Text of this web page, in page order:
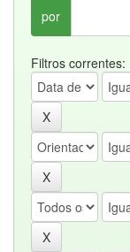
por
Filtros correntes: